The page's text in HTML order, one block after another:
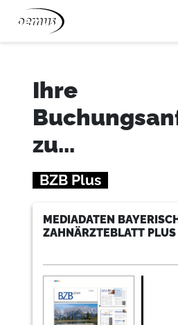
Zum Inhalt springen
Ihre
zu...
BZB Plus
MEDIADATEN
ZAHNÄRZTEBLATT PLUS